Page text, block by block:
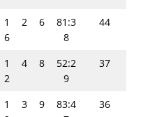
1
6
2 6
81:3
8
44
1
2
4 8
52:2
9
37
1
3 9
83:4
36